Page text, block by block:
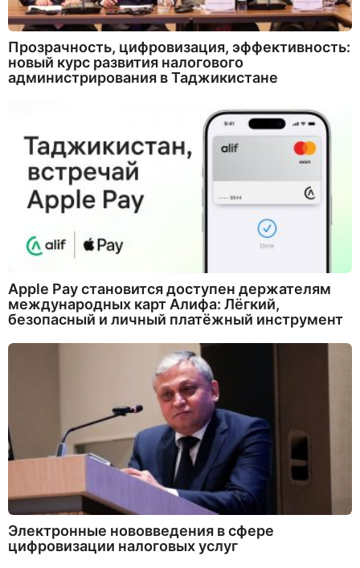
Прозрачность, цифровизация, эффективность:
новый курс развития налогового
администрирования в Таджикистане
Apple Pay становится доступен держателям
международных карт Алифа: Лёгкий,
безопасный и личный платёжный инструмент
Электронные нововведения в сфере
цифровизации налоговых услуг